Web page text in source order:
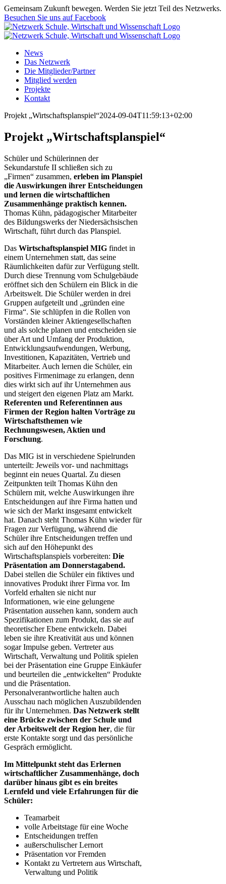
Zum
Inhalt
springen
Gemeinsam Zukunft bewegen. Werden Sie jetzt Teil des Netzwerks.
Besuchen Sie uns auf Facebook
News
Das Netzwerk
Die Mitglieder/Partner
Mitglied werden
Projekte
Kontakt
Projekt „Wirtschaftsplanspiel“2024-09-04T11:59:13+02:00
Projekt „Wirtschaftsplanspiel“
Schüler und Schülerinnen der
Sekundarstufe II schließen sich zu
„Firmen“ zusammen, erleben im Planspiel
die Auswirkungen ihrer Entscheidungen
und lernen die wirtschaftlichen
Zusammenhänge praktisch kennen.
Thomas Kühn, pädagogischer Mitarbeiter
des Bildungswerks der Niedersächsischen
Wirtschaft, führt durch das Planspiel.
Das Wirtschaftsplanspiel MIG findet in
einem Unternehmen statt, das seine
Räumlichkeiten dafür zur Verfügung stellt.
Durch diese Trennung vom Schulgebäude
eröffnet sich den Schülern ein Blick in die
Arbeitswelt. Die Schüler werden in drei
Gruppen aufgeteilt und „gründen eine
Firma“. Sie schlüpfen in die Rollen von
Vorständen kleiner Aktiengesellschaften
und als solche planen und entscheiden sie
über Art und Umfang der Produktion,
Entwicklungsaufwendungen, Werbung,
Investitionen, Kapazitäten, Vertrieb und
Mitarbeiter. Auch lernen die Schüler, ein
positives Firmenimage zu erlangen, denn
dies wirkt sich auf ihr Unternehmen aus
und steigert den eigenen Platz am Markt.
Referenten und Referentinnen aus
Firmen der Region halten Vorträge zu
Wirtschaftsthemen wie
Rechnungswesen, Aktien und
Forschung.
Das MIG ist in verschiedene Spielrunden
unterteilt: Jeweils vor- und nachmittags
beginnt ein neues Quartal. Zu diesen
Zeitpunkten teilt Thomas Kühn den
Schülern mit, welche Auswirkungen ihre
Entscheidungen auf ihre Firma hatten und
wie sich der Markt insgesamt entwickelt
hat. Danach steht Thomas Kühn wieder für
Fragen zur Verfügung, während die
Schüler ihre Entscheidungen treffen und
sich auf den Höhepunkt des
Wirtschaftsplanspiels vorbereiten: Die
Präsentation am Donnerstagabend.
Dabei stellen die Schüler ein fiktives und
innovatives Produkt ihrer Firma vor. Im
Vorfeld erhalten sie nicht nur
Informationen, wie eine gelungene
Präsentation aussehen kann, sondern auch
Spezifikationen zum Produkt, das sie auf
theoretischer Ebene entwickeln. Dabei
leben sie ihre Kreativität aus und können
sogar Impulse geben. Vertreter aus
Wirtschaft, Verwaltung und Politik spielen
bei der Präsentation eine Gruppe Einkäufer
und beurteilen die „entwickelten“ Produkte
und die Präsentation.
Personalverantwortliche halten auch
Ausschau nach möglichen Auszubildenden
für ihr Unternehmen. Das Netzwerk stellt
eine Brücke zwischen der Schule und
der Arbeitswelt der Region her, die für
erste Kontakte sorgt und das persönliche
Gespräch ermöglicht.
Im Mittelpunkt steht das Erlernen
wirtschaftlicher Zusammenhänge, doch
darüber hinaus gibt es ein breites
Lernfeld und viele Erfahrungen für die
Schüler:
Teamarbeit
volle Arbeitstage für eine Woche
Entscheidungen treffen
außerschulischer Lernort
Präsentation vor Fremden
Kontakt zu Vertretern aus Wirtschaft,
Verwaltung und Politik